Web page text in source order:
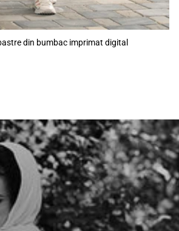
din bumbac imprimat digital